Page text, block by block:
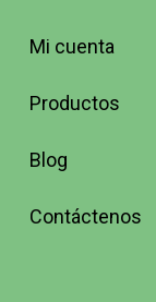
Mi cuenta
Productos
Blog
Contáctenos